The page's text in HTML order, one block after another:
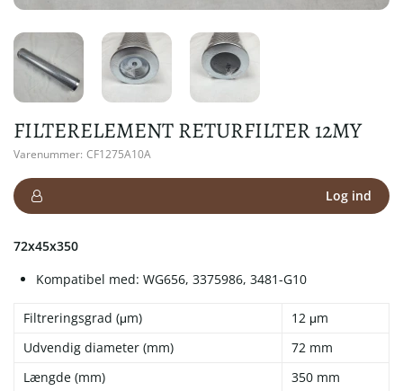
FILTERELEMENT RETURFILTER 12MY
Varenummer: CF1275A10A
Log ind
72x45x350
Kompatibel med: WG656, 3375986, 3481-G10
Filtreringsgrad (μm)
12 μm
Udvendig diameter (mm)
72 mm
Længde (mm)
350 mm